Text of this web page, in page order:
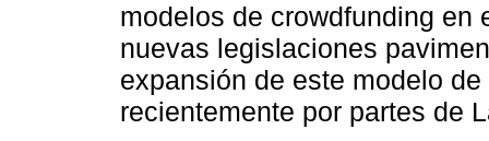
modelos de crowdfunding en
nuevas legislaciones
expansión de este modelo
recientemente por partes de